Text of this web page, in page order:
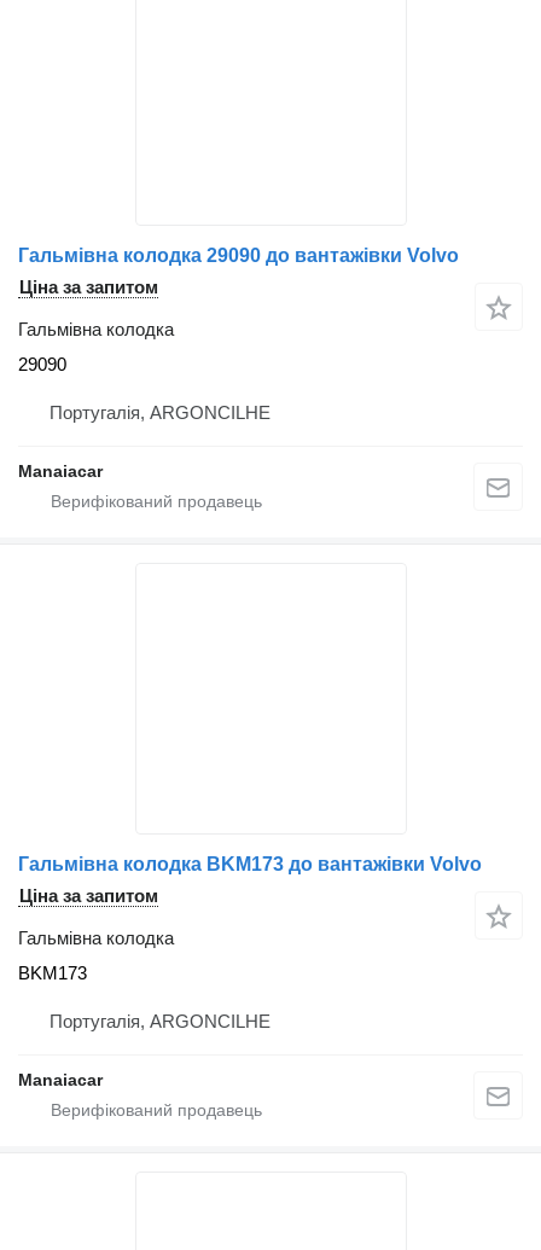
Гальмівна колодка 29090 до вантажівки Volvo
Ціна за запитом
Гальмівна колодка
29090
Португалія, ARGONCILHE
Manaiacar
Гальмівна колодка BKM173 до вантажівки Volvo
Ціна за запитом
Гальмівна колодка
BKM173
Португалія, ARGONCILHE
Manaiacar